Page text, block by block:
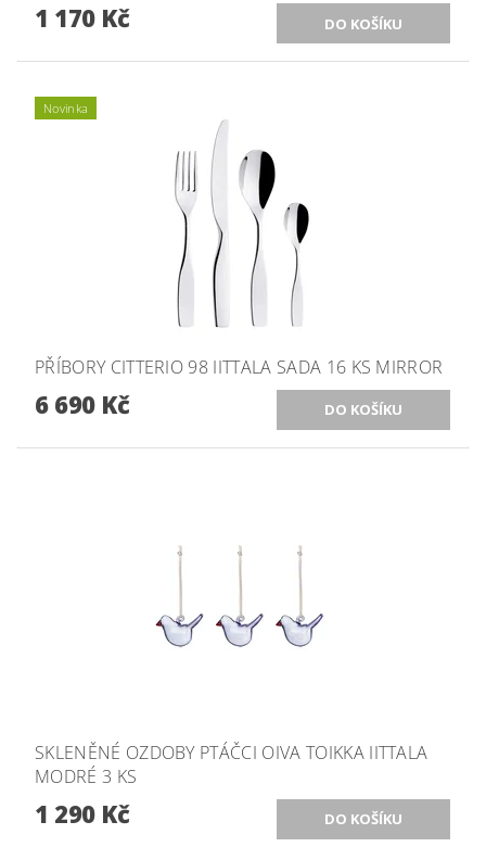
1 170 Kč
Novinka
PŘÍBORY CITTERIO 98 IITTALA SADA 16 KS MIRROR
6 690 Kč
SKLENĚNÉ OZDOBY PTÁČCI OIVA TOIKKA IITTALA
MODRÉ 3 KS
1 290 Kč